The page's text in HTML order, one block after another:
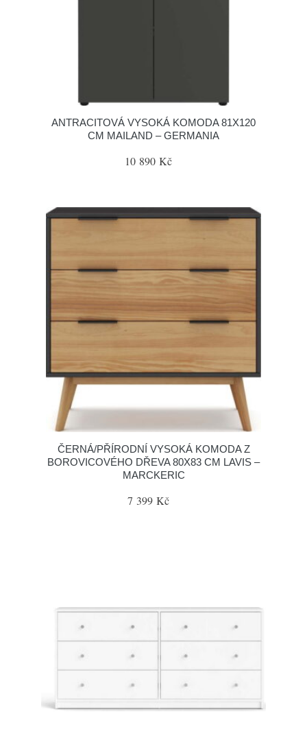
ANTRACITOVÁ VYSOKÁ KOMODA 81X120
CM MAILAND – GERMANIA
10 890 Kč
ČERNÁ/PŘÍRODNÍ VYSOKÁ KOMODA Z
BOROVICOVÉHO DŘEVA 80X83 CM LAVIS –
MARCKERIC
7 399 Kč